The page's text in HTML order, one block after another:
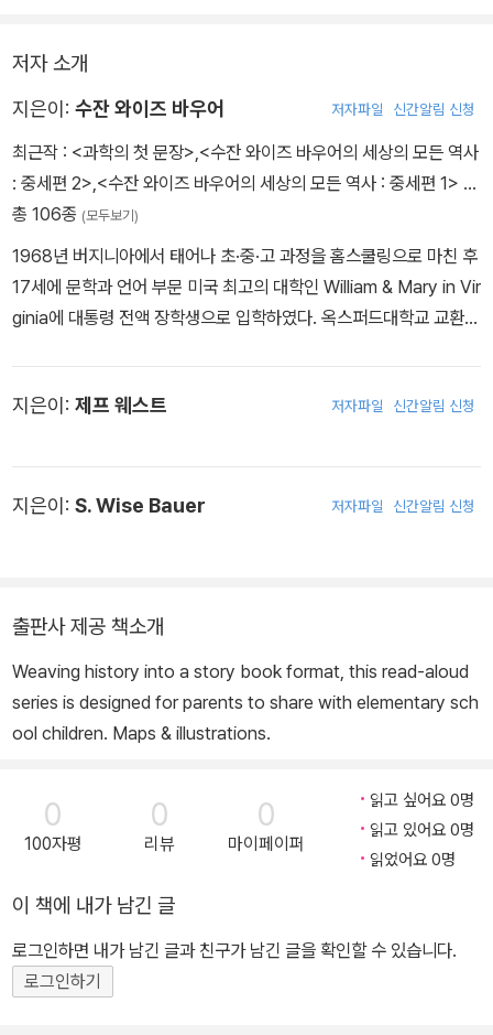
저자 소개
지은이: 수잔 와이즈 바우어 저자파일 신간알림 신청
최근작 : <과학의 첫 문장>,<수잔 와이즈 바우어의 세상의 모든 역사
: 중세편 2>,<수잔 와이즈 바우어의 세상의 모든 역사 : 중세편 1> …
총 106종 (모두보기)
1968년 버지니아에서 태어나 초·중·고 과정을 홈스쿨링으로 마친 후
17세에 문학과 언어 부문 미국 최고의 대학인 William & Mary in Vir
ginia에 대통령 전액 장학생으로 입학하였다. 옥스퍼드대학교 교환학
으며 미국학으로 박사 학위를 받았다. 1994년부터 동 대학에서 영문
어, 한국어를 구사하며 다방면의 장서를 넓고 깊게 읽는 다독가이자
자신의 지식을 쉬운 문체로 풀어쓸 줄 아는 친절한 선생님으로서 『세
지은이: 제프 웨스트 저자파일 신간알림 신청
지은이: S. Wise Bauer 저자파일 신간알림 신청
출판사 제공 책소개
Weaving history into a story book format, this read-aloud
series is designed for parents to share with elementary sch
ool children. Maps & illustrations.
0
100자평
0
리뷰
0
마이페이퍼
읽고 싶어요 0명
읽고 있어요 0명
읽었어요 0명
이 책에 내가 남긴 글
로그인하면 내가 남긴 글과 친구가 남긴 글을 확인할 수 있습니다.
로그인하기